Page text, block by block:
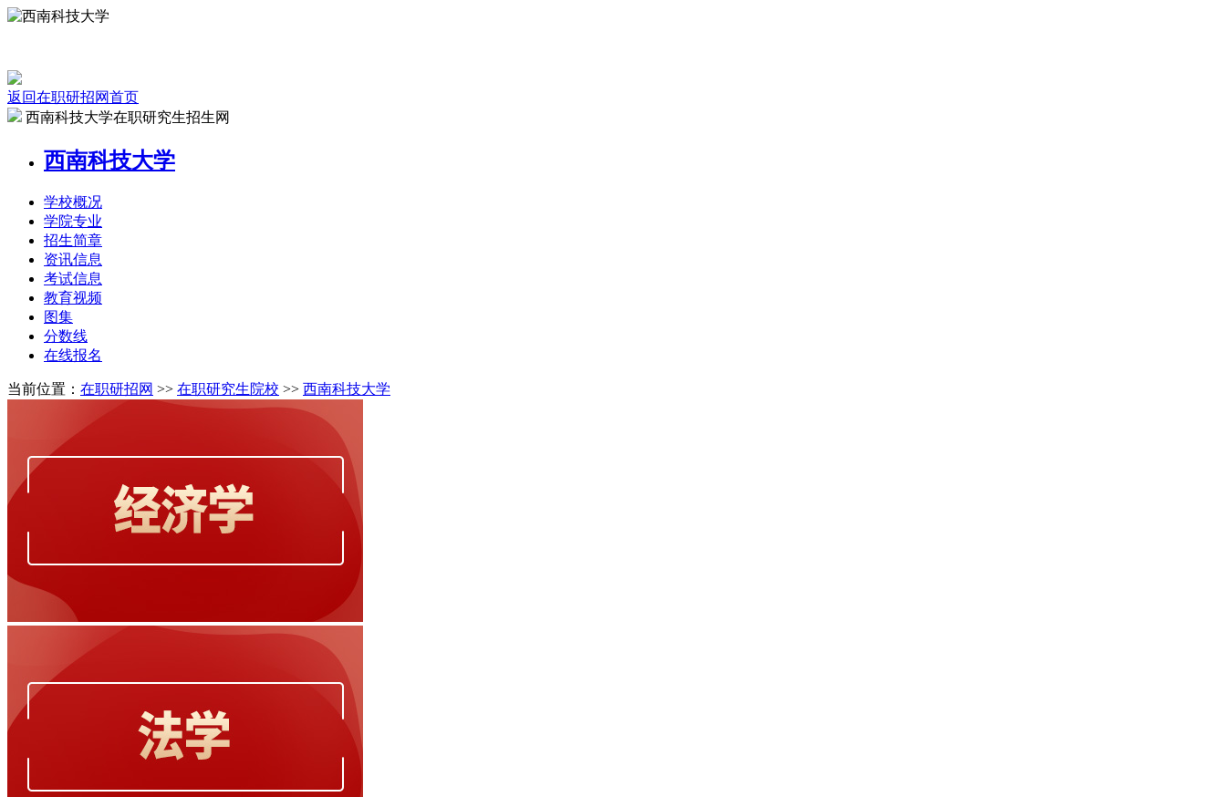
返回在职研招网首页
西南科技大学在职研究生招生网
西南科技大学
学校概况
学院专业
招生简章
资讯信息
考试信息
教育视频
图集
分数线
在线报名
当前位置： 在职研招网 >> 在职研究生院校 >> 西南科技大学